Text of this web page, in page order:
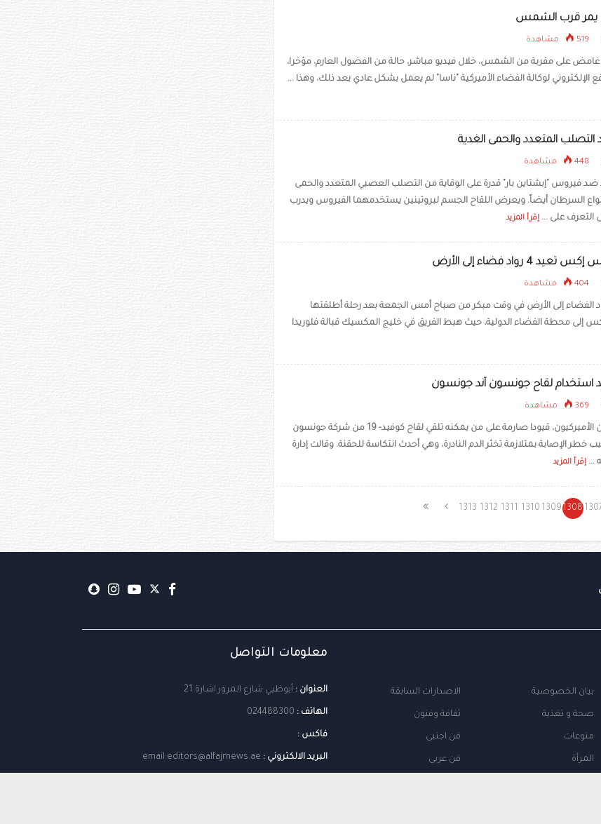
قرب الشمس
519 مشاهدة
على مقربة من الشمس، خلال فيديو مباشر، حالة من الفضول العارم، مؤخرا،
الإلكتروني لوكالة الفضاء الأميركية "ناسا" لم يعمل بشكل عادي بعد ذلك، وهذا ...
المتعدد والحمى الغدية
448 مشاهدة
ضد فيروس "إبشتاين بار" قدرة على الوقاية من التصلب العصبي المتعدد والحمى
السرطان أيضاً. ويعرض اللقاح الجسم لبروتينين يستخدمهما الفيروس ويدرب
التعرف على ... إقرأ المزيد
رواد فضاء إلى الأرض
404 مشاهدة
الفضاء إلى الأرض في وقت مبكر من صباح أمس الجمعة بعد رحلة أطلقتها
محطة الفضاء الدولية، حيث هبط الفريق في خليج المكسيك قبالة فلوريدا
استخدام لقاح جونسون آند جونسون
369 مشاهدة
وضع المنظمون الأميركيون، قيودا صارمة على من يمكنه تلقي لقاح كوفيد- 19 من شركة جونسون
خطر الإصابة بمتلازمة تخثر الدم النادرة، وهي أحدث انتكاسة للحقنة. وقالت إدارة
... إقرأ المزيد
1307
1308
1309
1310
1311
1312
1313
بيان الخصوصية
صحة و تغذية
منوعات
المرأة
الاصدارات السابقة
ثقافة وفنون
فن اجنبى
فن عربى
معلومات التواصل
العنوان : أبوظبي شارع المرور اشارة 21
الهاتف : 024488300
فاكس :
البريد الالكتروني : email:editors@alfajrnews.ae